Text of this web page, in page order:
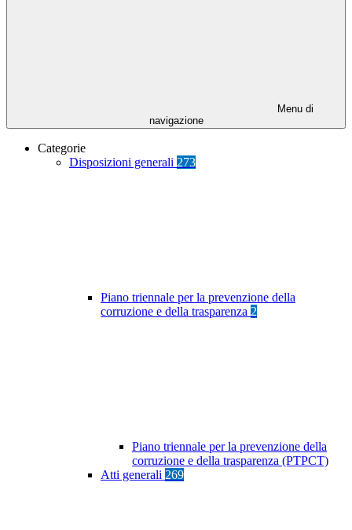
Menu di
navigazione
Categorie
Disposizioni generali 273
Piano triennale per la prevenzione della
corruzione e della trasparenza 2
Piano triennale per la prevenzione della
corruzione e della trasparenza (PTPCT)
Atti generali 269